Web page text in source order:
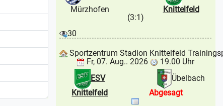
Mürzhofen
Knittelfeld
(3:1)
30
Sportzentrum Stadion Knittelfeld
Fr, 07. Aug.. 2026
19.00 Uhr
ESV
Knittelfeld
Übelbach
Abgesagt